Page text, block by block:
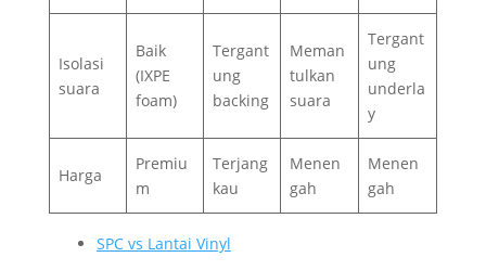
Isolasi
suara
Baik
(IXPE
foam)
Tergant
ung
backing
Meman
tulkan
suara
Tergant
ung
underla
y
Harga
Premiu
m
Terjang
kau
Menen
gah
Menen
gah
SPC vs Lantai Vinyl